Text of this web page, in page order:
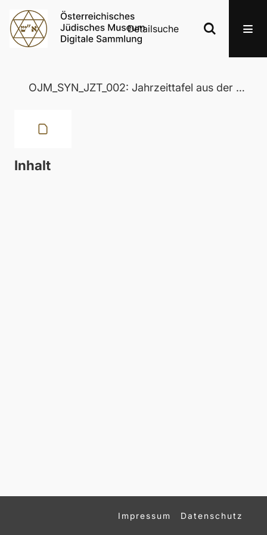
Detailsuche
OJM_SYN_JZT_002: Jahrzeittafel aus der Wertheimer Synagoge in Eisenstadt
Inhalt
Impressum Datenschutz